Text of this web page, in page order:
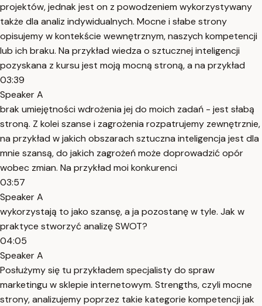
projektów, jednak jest on z powodzeniem wykorzystywany
także dla analiz indywidualnych. Mocne i słabe strony
opisujemy w kontekście wewnętrznym, naszych kompetencji
lub ich braku. Na przykład wiedza o sztucznej inteligencji
pozyskana z kursu jest moją mocną stroną, a na przykład
03:39
Speaker A
brak umiejętności wdrożenia jej do moich zadań - jest słabą
stroną. Z kolei szanse i zagrożenia rozpatrujemy zewnętrznie,
na przykład w jakich obszarach sztuczna inteligencja jest dla
mnie szansą, do jakich zagrożeń może doprowadzić opór
wobec zmian. Na przykład moi konkurenci
03:57
Speaker A
wykorzystają to jako szansę, a ja pozostanę w tyle. Jak w
praktyce stworzyć analizę SWOT?
04:05
Speaker A
Posłużymy się tu przykładem specjalisty do spraw
marketingu w sklepie internetowym. Strengths, czyli mocne
strony, analizujemy poprzez takie kategorie kompetencji jak